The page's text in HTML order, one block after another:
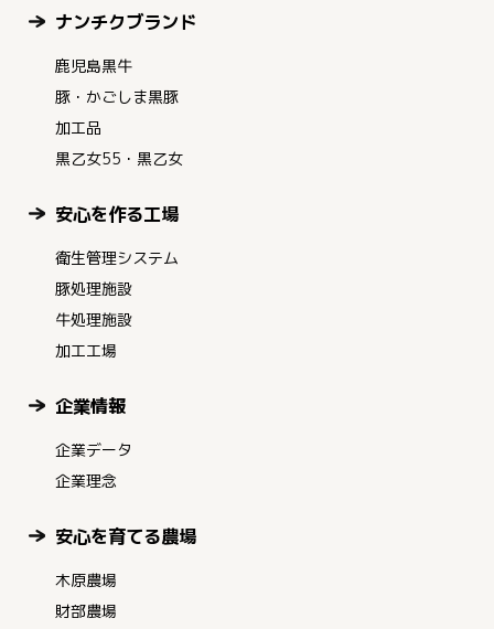
ナンチクブランド
鹿児島黒牛
豚・かごしま黒豚
加工品
黒乙女55・黒乙女
安心を作る工場
衛生管理システム
豚処理施設
牛処理施設
加工工場
企業情報
企業データ
企業理念
安心を育てる農場
木原農場
財部農場